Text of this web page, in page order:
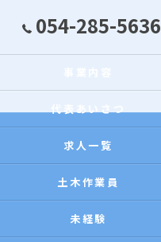
054-285-5636
代表あいさつ
求人一覧
土木作業員
未経験